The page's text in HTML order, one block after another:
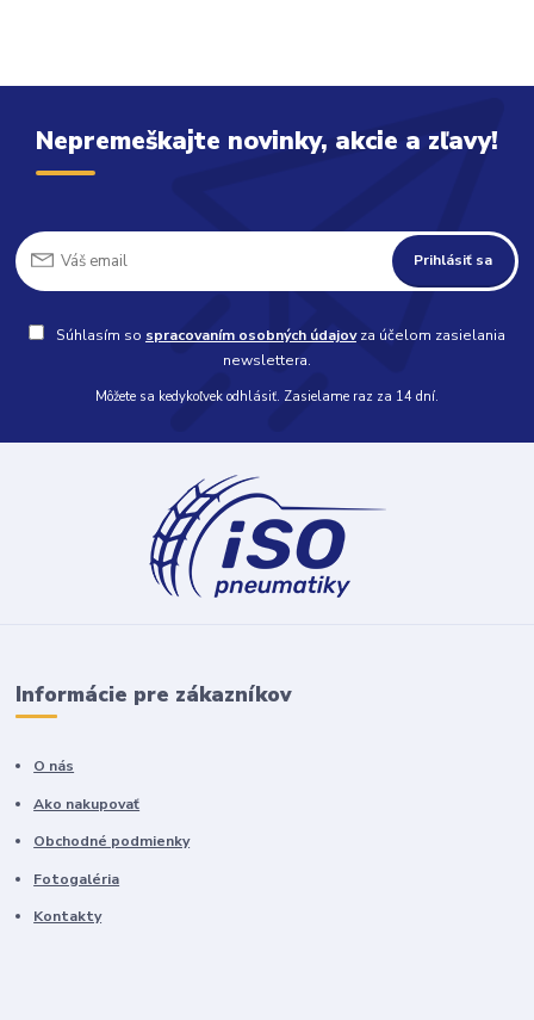
Nepremeškajte novinky, akcie a zľavy!
Prihlásiť sa
Súhlasím so spracovaním osobných údajovza účelom zasielania
newslettera.
Môžete sa kedykoľvek odhlásiť. Zasielame raz za 14 dní.
Informácie pre zákazníkov
O nás
Ako nakupovať
Obchodné podmienky
Fotogaléria
Kontakty